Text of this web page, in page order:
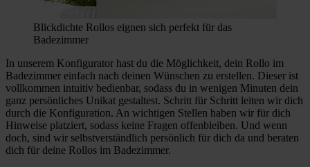
Blickdichte Rollos eignen sich perfekt für das
Badezimmer
In unserem Konfigurator hast du die Möglichkeit, dein Rollo im
Badezimmer einfach nach deinen Wünschen zu erstellen. Dieser ist
vollkommen intuitiv bedienbar, sodass du in wenigen Minuten dein
ganz persönliches Unikat gestaltest. Schritt für Schritt leiten wir dich
durch die Konfiguration. An wichtigen Stellen haben wir für dich
Hinweise platziert, sodass keine Fragen offenbleiben. Und wenn
doch, sind wir selbstverständlich persönlich für dich da und beraten
dich für deine Rollos im Badezimmer.